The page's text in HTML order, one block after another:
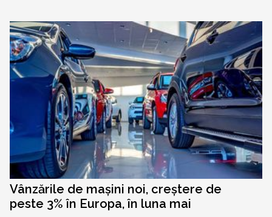
Vânzările de mașini noi, creștere de
peste 3% în Europa, în luna mai